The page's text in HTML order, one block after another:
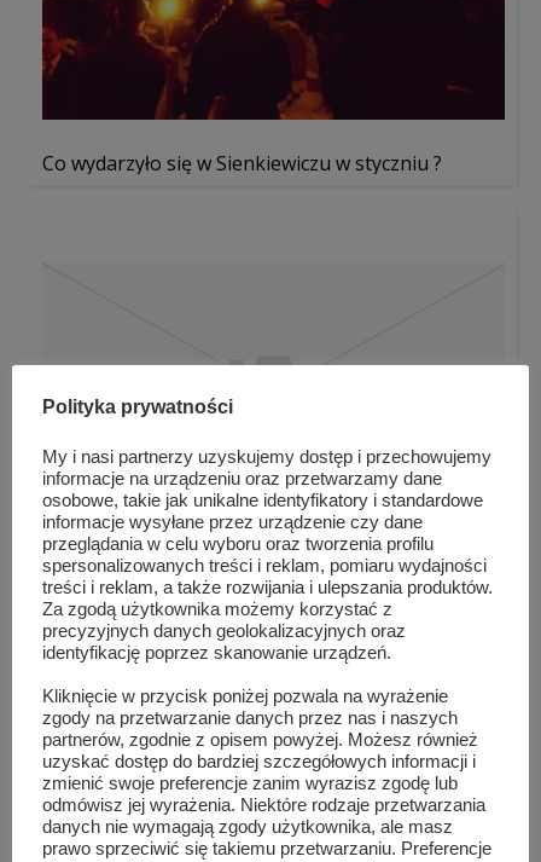
Co wydarzyło się w Sienkiewiczu w styczniu ?
Szydłowieccy seniorzy podzielili się opłatkiem
Polityka prywatności
My i nasi partnerzy uzyskujemy dostęp i przechowujemy
informacje na urządzeniu oraz przetwarzamy dane
osobowe, takie jak unikalne identyfikatory i standardowe
informacje wysyłane przez urządzenie czy dane
przeglądania w celu wyboru oraz tworzenia profilu
spersonalizowanych treści i reklam, pomiaru wydajności
treści i reklam, a także rozwijania i ulepszania produktów.
Za zgodą użytkownika możemy korzystać z
precyzyjnych danych geolokalizacyjnych oraz
identyfikację poprzez skanowanie urządzeń.
Kliknięcie w przycisk poniżej pozwala na wyrażenie
zgody na przetwarzanie danych przez nas i naszych
partnerów, zgodnie z opisem powyżej. Możesz również
uzyskać dostęp do bardziej szczegółowych informacji i
zmienić swoje preferencje zanim wyrazisz zgodę lub
odmówisz jej wyrażenia. Niektóre rodzaje przetwarzania
danych nie wymagają zgody użytkownika, ale masz
prawo sprzeciwić się takiemu przetwarzaniu. Preferencje